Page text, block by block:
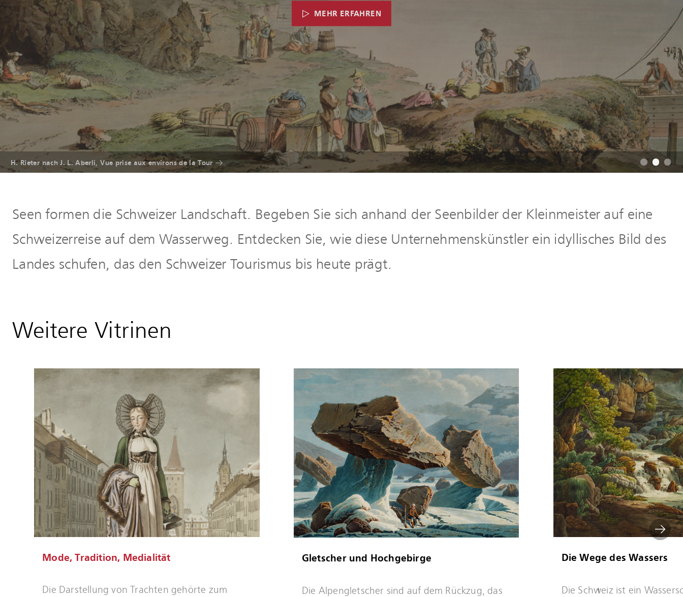
Friedrich Wilhelm Moritz, Vue sur le Lac de Lugano
MEHR ERFAHREN
H. Rieter nach J. L. Aberli, Vue prise aux environs de la Tour
MEHR ERFAHREN
Mathias Gabriel Lory, Schloss Schadau, Aquarell, um 1835
MEHR ERFAHREN
Seen formen die Schweizer Landschaft. Begeben Sie sich anhand der Seenbilder der Kleinmeister auf eine
Schweizerreise auf dem Wasserweg. Entdecken Sie, wie diese Unternehmenskünstler ein idyllisches Bild des
Landes schufen, das den Schweizer Tourismus bis heute prägt.
Weitere Vitrinen
Mode, Tradition, Medialität
Mehr
Die Darstellung von Trachten gehörte zum
Gletscher und Hochgebirge
Mehr
Die Alpengletscher sind auf dem Rückzug, das
Die Wege des Wassers
Mehr
Die Schweiz ist ein